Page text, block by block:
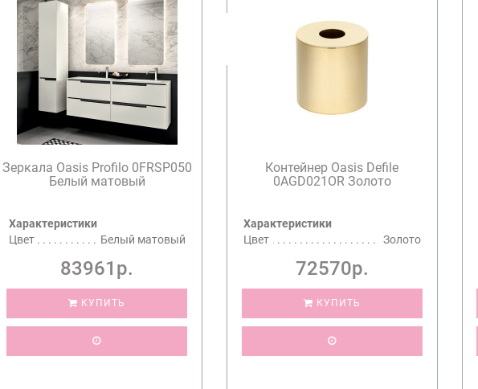
Зеркала Oasis Profilo 0FRSP050
Белый матовый
Характеристики
Цвет
Белый матовый
83961р.
КУПИТЬ
Контейнер Oasis Defile
0AGD021OR Золото
Характеристики
Цвет
Золото
72570р.
КУПИТЬ